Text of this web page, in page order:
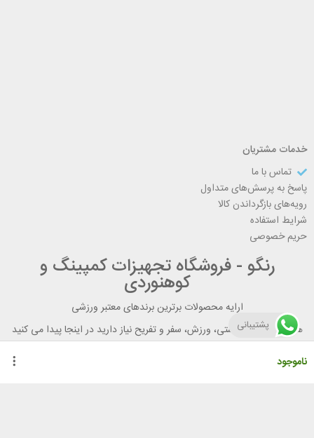
ناموجود
خدمات مشتریان
تماس با ما
پاسخ به پرسش‌های متداول
رویه‌های بازگرداندن کالا
شرایط استفاده
حریم خصوصی
رنگو - فروشگاه تجهیزات کمپینگ و
کوهنوردی
ارایه محصولات برترین برندهای معتبر ورزشی
هر آنچه برای تندرستی، ورزش، سفر و تفریح نیاز دارید در اینجا پیدا می کنید
پشتیبانی